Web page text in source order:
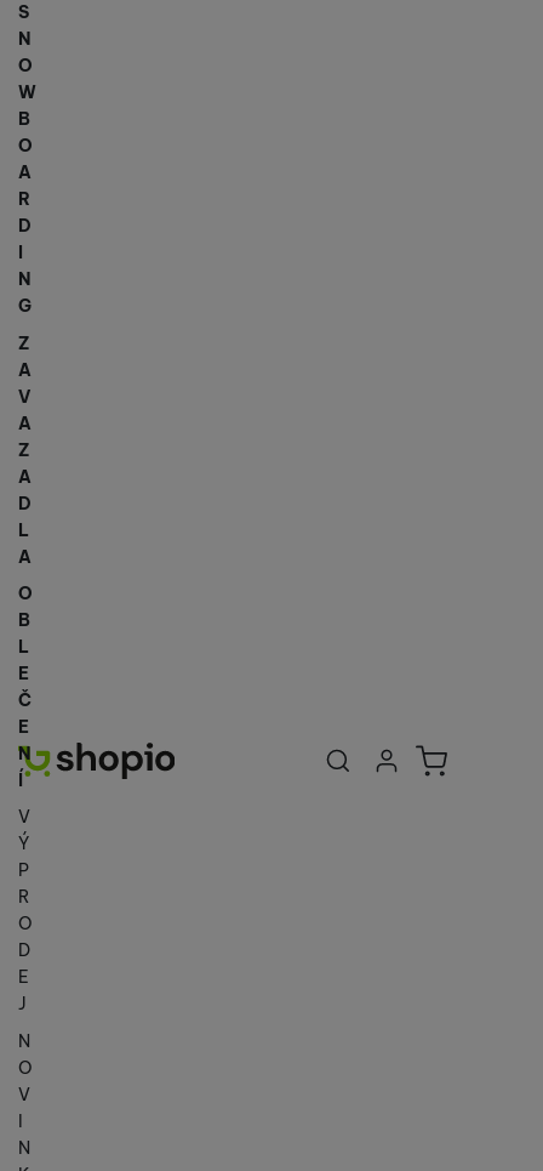
Uživatelská
Přihlásit se
Košík
S
N
O
W
B
O
A
R
D
N
G
Z
A
V
A
Z
A
D
L
A
O
B
L
E
Č
E
N
Í
V
Ý
P
R
O
D
E
J
N
O
V
I
N